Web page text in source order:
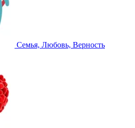
Семья, Любовь, Верность